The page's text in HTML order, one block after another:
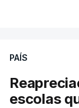
PAÍS
escolas